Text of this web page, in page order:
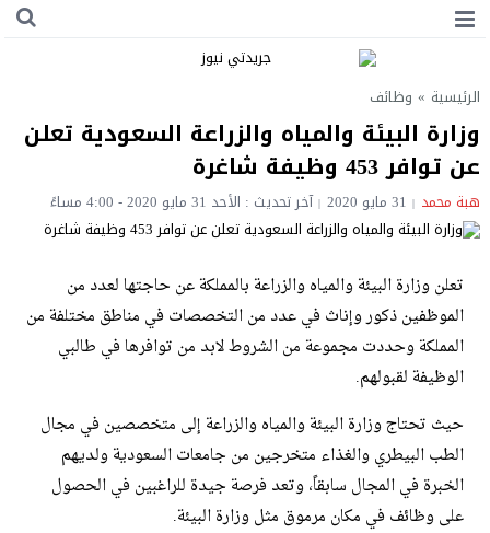
الرئيسية » وظائف
وزارة البيئة والمياه والزراعة السعودية تعلن
عن توافر 453 وظيفة شاغرة
هبة محمد 31 مايو 2020 آخر تحديث : الأحد 31 مايو 2020 - 4:00 مساءً
تعلن وزارة البيئة والمياه والزراعة بالمملكة عن حاجتها لعدد من
الموظفين ذكور وإناث في عدد من التخصصات في مناطق مختلفة من
المملكة وحددت مجموعة من الشروط لابد من توافرها في طالبي
الوظيفة لقبولهم.
حيث تحتاج وزارة البيئة والمياه والزراعة إلى متخصصين في مجال
الطب البيطري والغذاء متخرجين من جامعات السعودية ولديهم
الخبرة في المجال سابقاً، وتعد فرصة جيدة للراغبين في الحصول
على وظائف في مكان مرموق مثل وزارة البيئة.